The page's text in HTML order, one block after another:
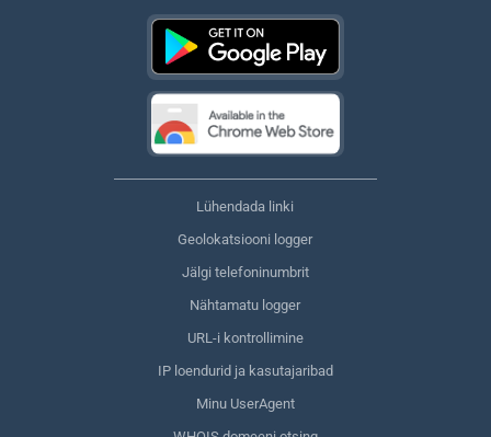
Lühendada linki
Geolokatsiooni logger
Jälgi telefoninumbrit
Nähtamatu logger
URL-i kontrollimine
IP loendurid ja kasutajaribad
Minu UserAgent